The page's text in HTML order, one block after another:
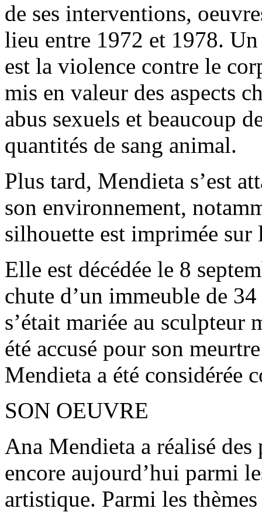
de ses interventions,
lieu entre 1972 et 1978.
est la violence contre le
mis en valeur des aspects
abus sexuels et beaucoup
quantités de sang animal.
Plus tard, Mendieta s’est
son environnement,
silhouette est imprimée sur
Elle est décédée le 8
chute d’un immeuble de
s’était mariée au
été accusé pour son
Mendieta a été considérée
SON OEUVRE
Ana Mendieta a réalisé
encore aujourd’hui parmi
artistique. Parmi les